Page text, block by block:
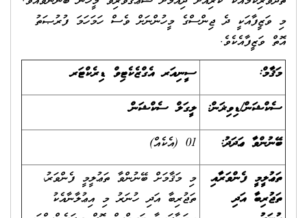
މި ވަޒީފާއަކީ ދެ ޖިންސްގެ މީހުންނަށް ވެސް ހަމަހަމަ ފުރުޞަތު
އޮތް ވަޒީފާއެކެވެ.
މަޤާމް:
ސީނިއަރ އެގްޒެކެޓިވް ޑިރެކްޓަރ
ސެކްޝަން/ޑިވިޜަން:
ލީގަލް ސެކްޝަން
ބޭނުންވާ ޢަދަދު:
01 (އެކެއް)
ތަޢުލީމީ ފެންވަރާއި
ތަޖުރިބާ އަދި
މި މަޤާމަށް ބޭނުންވާ ތަޢުލީމީ ފެންވަރު،
ތަޖުރިބާ އަދި ހުނަރު މި އިޢުލާނާއެކު